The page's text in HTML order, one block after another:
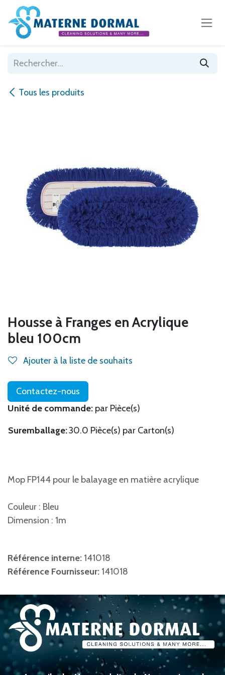
Se rendre au contenu
Tous les produits
Housse à Franges en Acrylique
bleu 100cm
Ajouter à la liste de souhaits
Contactez-nous
Unité de commande: par Pièce(s)
Suremballage:30.0 Pièce(s) par Carton(s)
Mop FP144 pour le balayage en matière acrylique
Couleur : Bleu
Dimension : 1m
Référence interne: 141018
Référence Fournisseur: 141018